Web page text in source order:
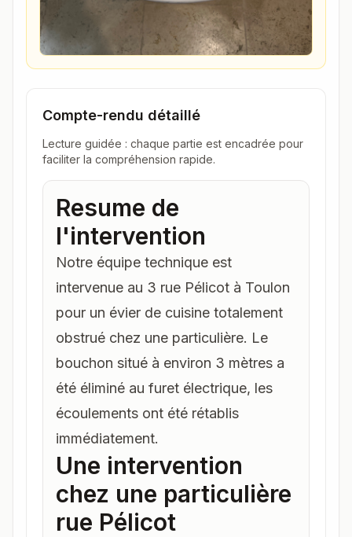
Compte-rendu détaillé
Lecture guidée : chaque partie est encadrée pour
faciliter la compréhension rapide.
Resume de
l'intervention
Notre équipe technique est
intervenue au 3 rue Pélicot à Toulon
pour un évier de cuisine totalement
obstrué chez une particulière. Le
bouchon situé à environ 3 mètres a
été éliminé au furet électrique, les
écoulements ont été rétablis
immédiatement.
Une intervention
chez une particulière
rue Pélicot